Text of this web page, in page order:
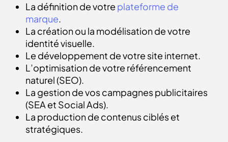
La définition de votre plateforme de
marque.
La création ou la modélisation de votre
identité visuelle.
Le développement de votre site internet.
L’optimisation de votre référencement
naturel (SEO).
La gestion de vos campagnes publicitaires
(SEA et Social Ads).
La production de contenus ciblés et
stratégiques.